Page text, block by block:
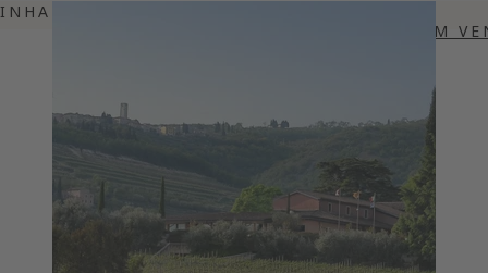
INHALTSVERZEICHNIS
DIE AMARONE KORYPHÄE AUS DEM